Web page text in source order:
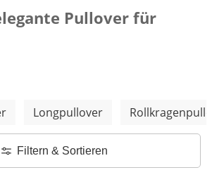
Pullover für
überspringen
Longpullover
Filtern & Sortieren